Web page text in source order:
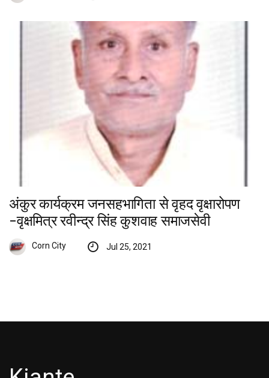
अंकुर कार्यक्रम जनसहभागिता से वृहद वृक्षारोपण
-वृक्षमित्र रवीन्द्र सिंह कुशवाह समाजसेवी
Corn City Jul 25, 2021